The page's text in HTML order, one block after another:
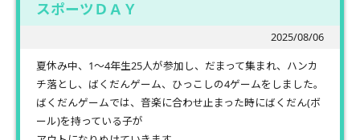
スポーツＤＡＹ
2025/08/06
夏休み中、1～4年生25人が参加し、だまって集まれ、ハンカ
チ落とし、ばくだんゲーム、ひっこしの4ゲームをしました。
ばくだんゲームでは、音楽に合わせ止まった時にばくだん(ボ
ール)を持っている子が